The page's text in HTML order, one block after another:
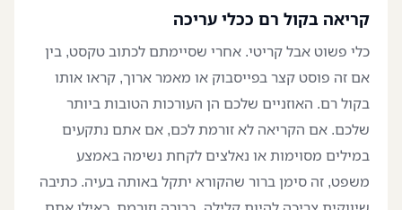
קריאה בקול רם ככלי עריכה
כלי פשוט אבל קריטי. אחרי שסיימתם לכתוב טקסט, בין
אם זה פוסט קצר בפייסבוק או מאמר ארוך, קראו אותו
בקול רם. האוזניים שלכם הן העורכות הטובות ביותר
שלכם. אם הקריאה לא זורמת לכם, אם אתם נתקעים
במילים מסוימות או נאלצים לקחת נשימה באמצע
משפט, זה סימן ברור שהקורא יתקל באותה בעיה. כתיבה